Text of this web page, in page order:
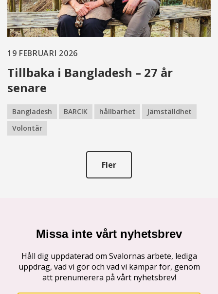
19 FEBRUARI 2026
Tillbaka i Bangladesh – 27 år
senare
Bangladesh BARCIK hållbarhet
Jämställdhet
Volontär
Fler